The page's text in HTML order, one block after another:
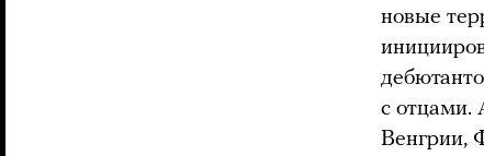
новые
с отцами.
Венгрии,